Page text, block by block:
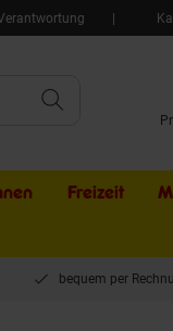
Freizeit
bequem per